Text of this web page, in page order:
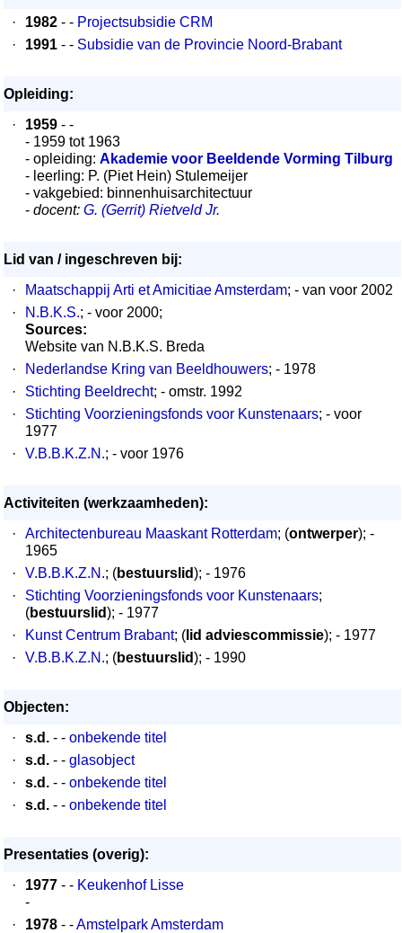
·
1982 - - Projectsubsidie CRM
·
1991 - - Subsidie van de Provincie Noord-Brabant
Opleiding:
·
1959 - -
- 1959 tot 1963
- opleiding: Akademie voor Beeldende Vorming Tilburg
- leerling: P. (Piet Hein) Stulemeijer
- vakgebied: binnenhuisarchitectuur
- docent: G. (Gerrit) Rietveld Jr.
Lid van / ingeschreven bij:
·
Maatschappij Arti et Amicitiae Amsterdam; - van voor 2002
·
N.B.K.S.; - voor 2000;
Sources:
Website van N.B.K.S. Breda
·
Nederlandse Kring van Beeldhouwers; - 1978
·
Stichting Beeldrecht; - omstr. 1992
·
Stichting Voorzieningsfonds voor Kunstenaars; - voor
1977
·
V.B.B.K.Z.N.; - voor 1976
Activiteiten (werkzaamheden):
·
Architectenbureau Maaskant Rotterdam; (ontwerper); -
1965
·
V.B.B.K.Z.N.; (bestuurslid); - 1976
·
Stichting Voorzieningsfonds voor Kunstenaars;
(bestuurslid); - 1977
·
Kunst Centrum Brabant; ( lid adviescommissie); - 1977
·
V.B.B.K.Z.N.; (bestuurslid); - 1990
Objecten:
·
s.d. - - onbekende titel
·
s.d. - - glasobject
·
s.d. - - onbekende titel
·
s.d. - - onbekende titel
Presentaties (overig):
·
1977 - - Keukenhof Lisse
-
·
1978 - -Amstelpark Amsterdam